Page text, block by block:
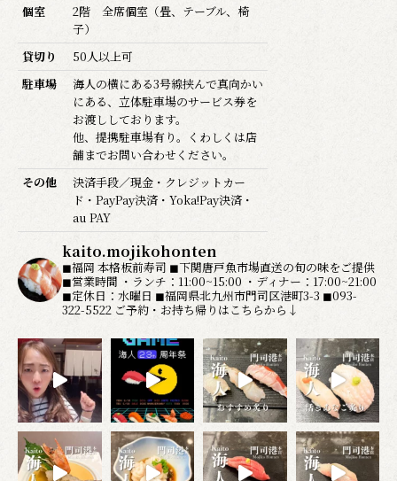
個室
2階 全席個室（畳、テーブル、椅
子）
貸切り
50人以上可
駐車場
海人の横にある3号線挟んで真向かい
にある、立体駐車場のサービス券を
お渡ししております。
他、提携駐車場有り。くわしくは店
舗までお問い合わせください。
その他
決済手段／現金・クレジットカー
ド・PayPay決済・Yoka!Pay決済・
au PAY
kaito.mojikohonten
◼︎福岡 本格板前寿司 ◼︎下関唐戸魚市場直送の旬の味をご提供
◼︎営業時間 ・ランチ：11:00~15:00 ・ディナー：17:00~21:00
◼︎定休日：水曜日 ◼︎福岡県北九州市門司区港町3-3 ◼︎093-
322-5522 ご予約・お持ち帰りはこちらから↓